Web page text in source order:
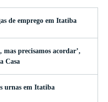
de emprego em Itatiba
precisamos acordar’,
Casa
urnas em Itatiba